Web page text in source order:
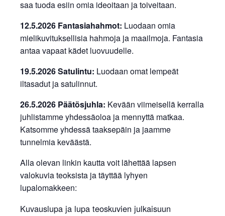
saa tuoda esiin omia ideoitaan ja toiveitaan.
12.5.2026 Fantasiahahmot: Luodaan omia
mielikuvituksellisia hahmoja ja maailmoja. Fantasia
antaa vapaat kädet luovuudelle.
19.5.2026 Satulintu: Luodaan omat lempeät
iltasadut ja satulinnut.
26.5.2026 Päätösjuhla: Kevään viimeisellä kerralla
juhlistamme yhdessäoloa ja mennyttä matkaa.
Katsomme yhdessä taaksepäin ja jaamme
tunnelmia keväästä.
Alla olevan linkin kautta voit lähettää lapsen
valokuvia teoksista ja täyttää lyhyen
lupalomakkeen:
Kuvauslupa ja lupa teoskuvien julkaisuun